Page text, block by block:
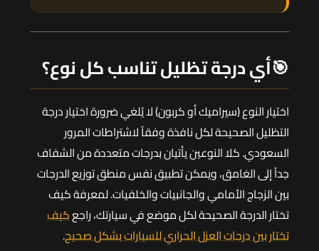
🎯أي درجة تظليل تناسب كل نوع؟
اختيار النوع (سيراميك أو كربون) لا يُلغي ضرورة اختيار درجة
التظليل الصحيحة لكل نافذة وفقاً لاشتراطات المرور
السعودي. كلا النوعين يأتيان بدرجات متعددة من الشفاف
جداً إلى الغامق، ويمكن تطبيق نفس منطق توزيع الدرجات
بين الزجاج الأمامي والجانبيات والخلفيات. لمعرفة كيف
تختار الدرجة الصحيحة لكل موضع في سيارتك، راجعكيف
تختار بين درجات العزل الحراري للسيارات بشكل صحيح.